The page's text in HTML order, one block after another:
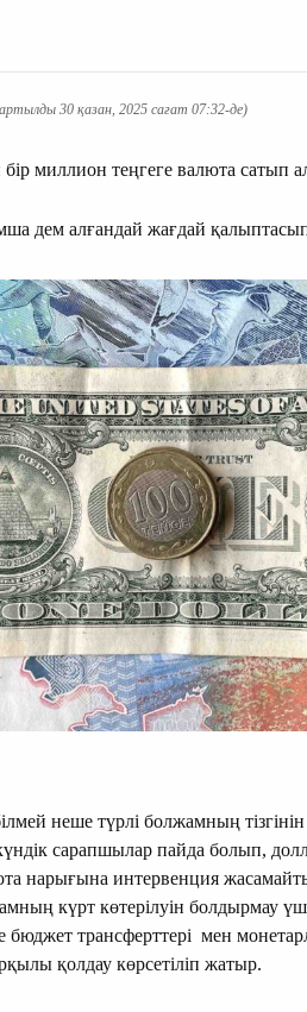
30 қазан, 2025 сағат 07:32-де)
миллион теңгеге валюта сатып
дем алғандай жағдай
неше түрлі болжамның
сарапшылар пайда болып,
нарығына интервенция
күрт көтерілуін болдырмау
бюджет трансферттері мен
қолдау көрсетіліп жатыр.